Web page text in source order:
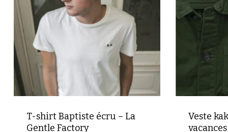
T-shirt Baptiste écru – La
Gentle Factory
Veste
vacances